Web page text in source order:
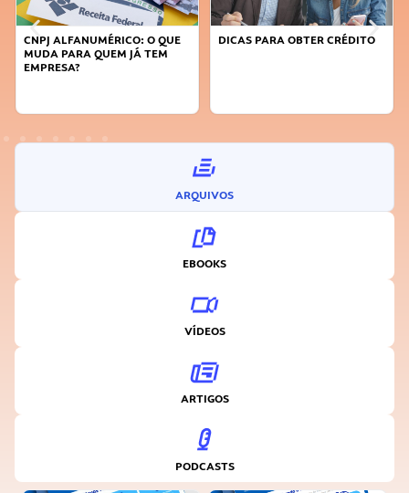
CNPJ ALFANUMÉRICO: O QUE
MUDA PARA QUEM JÁ TEM
EMPRESA?
DICAS PARA OBTER CRÉDITO
ARQUIVOS
EBOOKS
VÍDEOS
ARTIGOS
PODCASTS